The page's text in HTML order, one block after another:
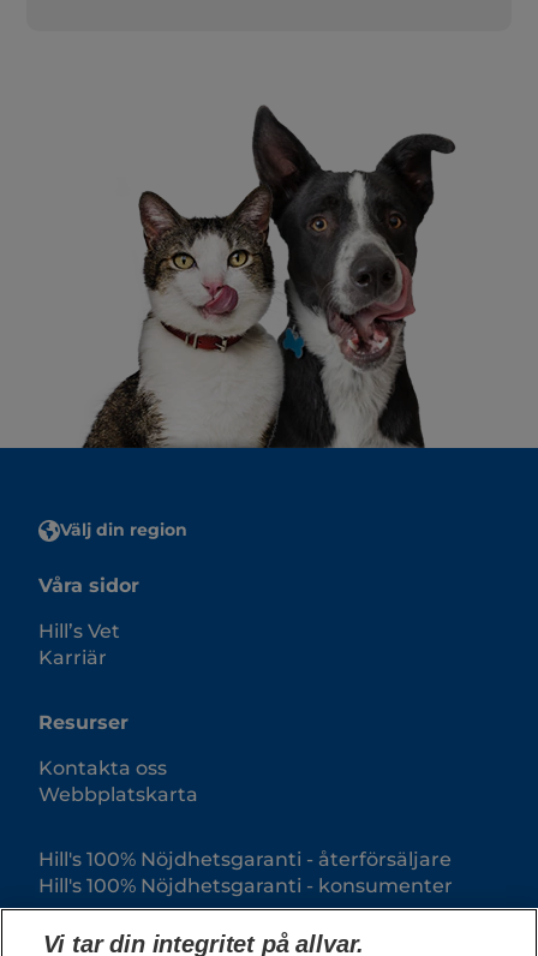
Välj din region
Våra sidor
Hill’s Vet
Karriär
Resurser
Kontakta oss
Webbplatskarta
Hill's 100% Nöjdhetsgaranti - återförsäljare
Hill's 100% Nöjdhetsgaranti - konsumenter
Vi tar din integritet på allvar.